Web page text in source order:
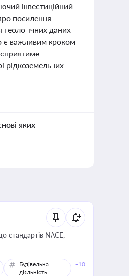
інвестиційний
посилення
геологічних даних
є важливим кроком
сприятиме
рідкоземельних
яких
стандартів NACE,
Будівельна
діяльність
+10